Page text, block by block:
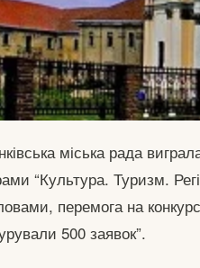
міська рада
“Культура. Туризм.
перемога на
500 заявок”.